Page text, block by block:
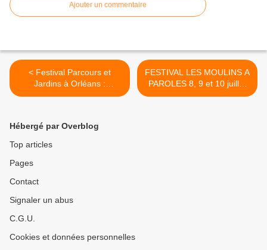
Ajouter un commentaire
< Festival Parcours et
Jardins à Orléans :
Master...
FESTIVAL LES MOULINS A
PAROLES 8, 9 et 10 juillet
2016 Olivet(Loiret)
Hébergé par Overblog
Top articles
Pages
Contact
Signaler un abus
C.G.U.
Cookies et données personnelles